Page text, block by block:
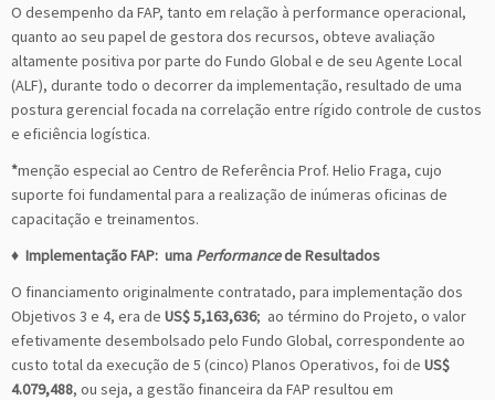
O desempenho da FAP, tanto em relação à performance operacional,
quanto ao seu papel de gestora dos recursos, obteve avaliação
altamente positiva por parte do Fundo Global e de seu Agente Local
(ALF), durante todo o decorrer da implementação, resultado de uma
postura gerencial focada na correlação entre rígido controle de custos
e eficiência logística.
*menção especial ao Centro de Referência Prof. Helio Fraga, cujo
suporte foi fundamental para a realização de inúmeras oficinas de
capacitação e treinamentos.
♦ Implementação FAP: uma Performancede Resultados
O financiamento originalmente contratado, para implementação dos
Objetivos 3 e 4, era de US$ 5,163,636; ao término do Projeto, o valor
efetivamente desembolsado pelo Fundo Global, correspondente ao
custo total da execução de 5 (cinco) Planos Operativos, foi de US$
4.079,488, ou seja, a gestão financeira da FAP resultou em